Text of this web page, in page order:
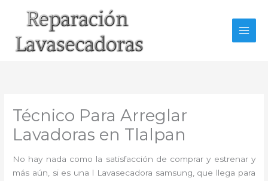
Técnico Para Arreglar
Lavadoras en Tlalpan
No hay nada como la satisfacción de comprar y estrenar y
más aún, si es una l Lavasecadora samsung, que llega para